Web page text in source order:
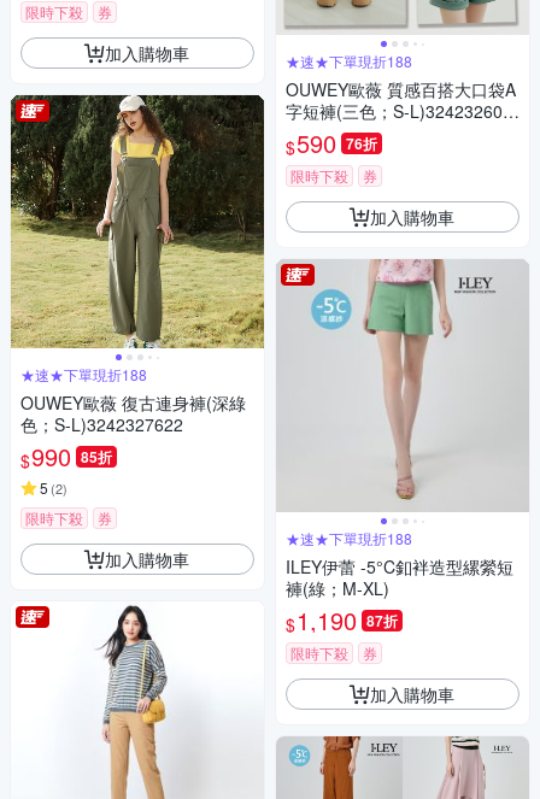
限時下殺 券
加入購物車
★速★下單現折188
OUWEY歐薇 復古連身褲(深綠
色；S-L)3242327622
$990 85折
5 (2)
限時下殺 券
加入購物車
★速★下單現折188
OUWEY歐薇 質感百搭大口袋A
字短褲(三色；S-L)324232607
$590 76折
限時下殺 券
加入購物車
★速★下單現折188
ILEY伊蕾 -5°C釦袢造型縲縈短
褲(綠；M-XL)
$1,190 87折
限時下殺 券
加入購物車